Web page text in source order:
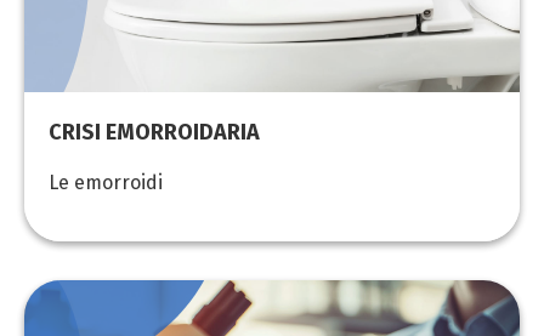
CRISI EMORROIDARIA
Le emorroidi